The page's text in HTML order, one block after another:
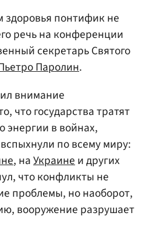
здоровья понтифик не
речь на конференции
секретарь Святого
Паролин.
внимание
что государства тратят
энергии в войнах,
по всему миру:
, наУкраине и других
что конфликты не
проблемы, но наоборот,
вооружение разрушает